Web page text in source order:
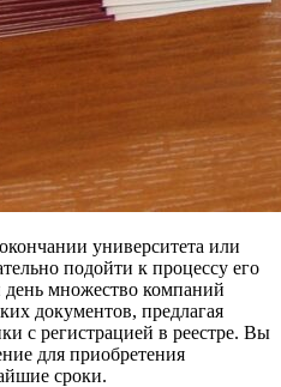
университета или
подойти к процессу его
множество компаний
документов, предлагая
с регистрацией в реестре. Вы
для приобретения
сроки.